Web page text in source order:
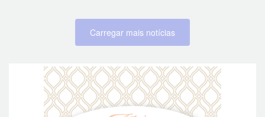
Carregar mais notícias